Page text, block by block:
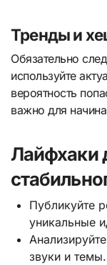
Тренды и
Обязательно
используйте
вероятность
важно для
Лайфхаки
Публикуйте
уникальные
звуки и темы.